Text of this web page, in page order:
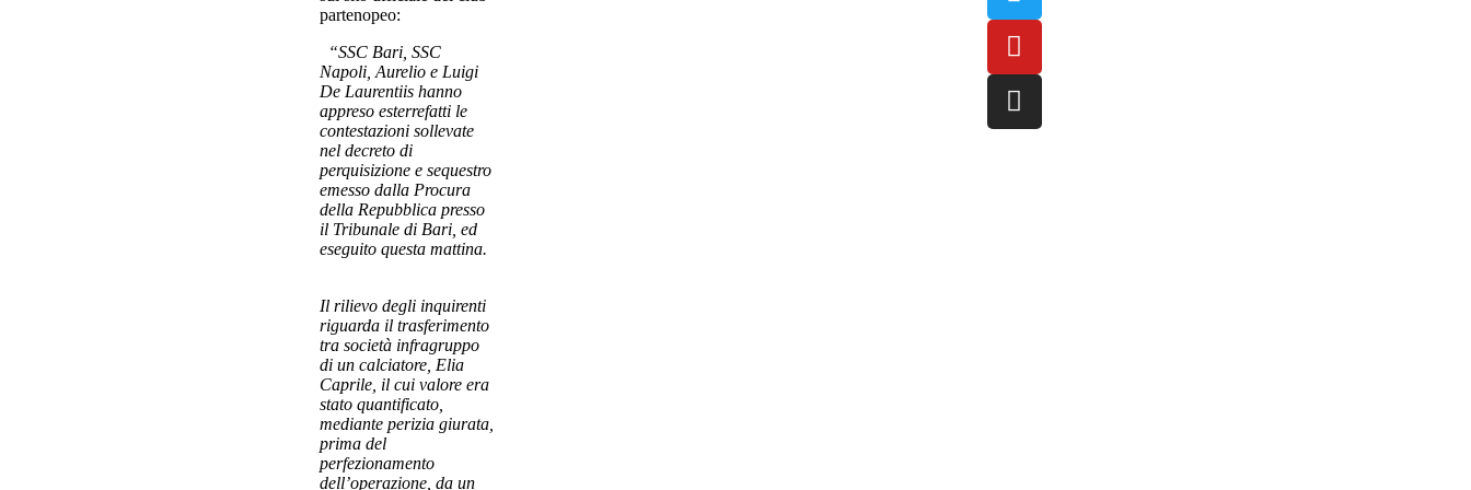
partenopeo:
“SSC Bari, SSC
Napoli, Aurelio e Luigi
De Laurentiis hanno
appreso esterrefatti le
contestazioni sollevate
nel decreto di
perquisizione e sequestro
emesso dalla Procura
della Repubblica presso
il Tribunale di Bari, ed
eseguito questa mattina.
Il rilievo degli inquirenti
riguarda il trasferimento
tra società infragruppo
di un calciatore, Elia
Caprile, il cui valore era
stato quantificato,
mediante perizia giurata,
prima del
perfezionamento
dell’operazione, da un